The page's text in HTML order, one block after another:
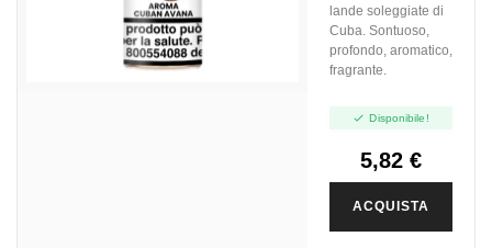
lande soleggiate di
Cuba. Sontuoso,
profondo, aromatico,
fragrante.
 Disponibile!
5,82 €
ACQUISTA